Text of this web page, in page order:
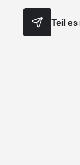
Teil